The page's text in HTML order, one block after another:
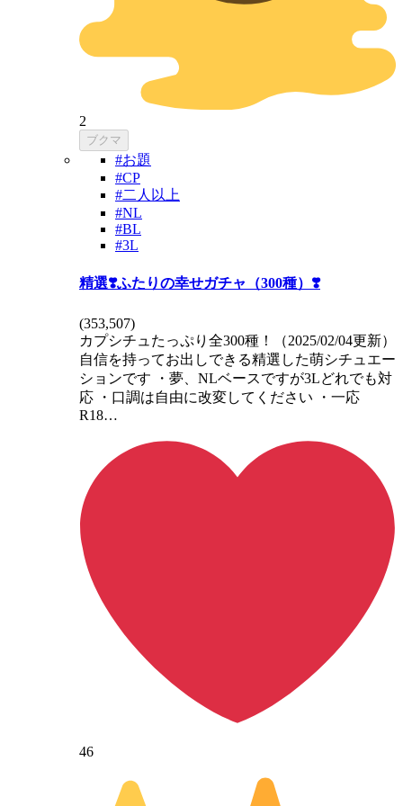
2
ブクマ
#お題
#CP
#二人以上
#NL
#BL
#3L
精選❣️ふたりの幸せガチャ（300種）❣️
(353,507)
カプシチュたっぷり全300種！（2025/02/04更新）
自信を持ってお出しできる精選した萌シチュエー
ションです ・夢、NLベースですが3Lどれでも対
応 ・口調は自由に改変してください ・一応
R18…
46